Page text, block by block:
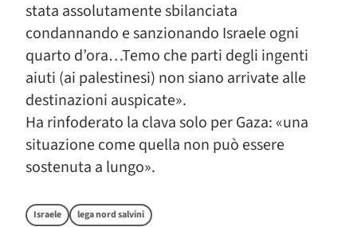
stata assolutamente sbilanciata
condannando e sanzionando Israele ogni
quarto d’ora…Temo che parti degli ingenti
aiuti (ai palestinesi) non siano arrivate alle
destinazioni auspicate».
Ha rinfoderato la clava solo per Gaza: «una
situazione come quella non può essere
sostenuta a lungo».
Israele lega nord salvini